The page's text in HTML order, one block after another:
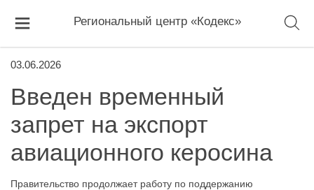
Региональный центр «Кодекс»
03.06.2026
Введен временный
запрет на экспорт
авиационного керосина
Правительство продолжает работу по поддержанию